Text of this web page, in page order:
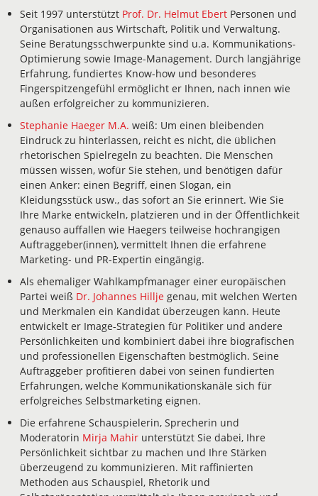
Seit 1997 unterstützt Prof. Dr. Helmut Ebert Personen und
Organisationen aus Wirtschaft, Politik und Verwaltung.
Seine Beratungsschwerpunkte sind u.a. Kommunikations-
Optimierung sowie Image-Management. Durch langjährige
Erfahrung, fundiertes Know-how und besonderes
Fingerspitzengefühl ermöglicht er Ihnen, nach innen wie
außen erfolgreicher zu kommunizieren.
Stephanie Haeger M.A. weiß: Um einen bleibenden
Eindruck zu hinterlassen, reicht es nicht, die üblichen
rhetorischen Spielregeln zu beachten. Die Menschen
müssen wissen, wofür Sie stehen, und benötigen dafür
einen Anker: einen Begriff, einen Slogan, ein
Kleidungsstück usw., das sofort an Sie erinnert. Wie Sie
Ihre Marke entwickeln, platzieren und in der Öffentlichkeit
genauso auffallen wie Haegers teilweise hochrangigen
Auftraggeber(innen), vermittelt Ihnen die erfahrene
Marketing- und PR-Expertin eingängig.
Als ehemaliger Wahlkampfmanager einer europäischen
Partei weiß Dr. Johannes Hillje genau, mit welchen Werten
und Merkmalen ein Kandidat überzeugen kann. Heute
entwickelt er Image-Strategien für Politiker und andere
Persönlichkeiten und kombiniert dabei ihre biografischen
und professionellen Eigenschaften bestmöglich. Seine
Auftraggeber profitieren dabei von seinen fundierten
Erfahrungen, welche Kommunikationskanäle sich für
erfolgreiches Selbstmarketing eignen.
Die erfahrene Schauspielerin, Sprecherin und
Moderatorin Mirja Mahir unterstützt Sie dabei, Ihre
Persönlichkeit sichtbar zu machen und Ihre Stärken
überzeugend zu kommunizieren. Mit raffinierten
Methoden aus Schauspiel, Rhetorik und